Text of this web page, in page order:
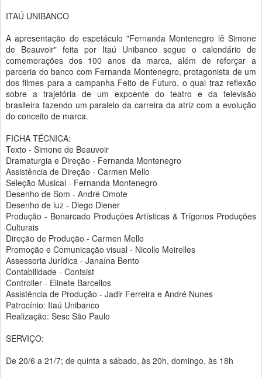
ITAÚ UNIBANCO
A apresentação do espetáculo "Fernanda Montenegro lê Simone
de Beauvoir" feita por Itaú Unibanco segue o calendário de
comemorações dos 100 anos da marca, além de reforçar a
parceria do banco com Fernanda Montenegro, protagonista de um
dos filmes para a campanha Feito de Futuro, o qual traz reflexão
sobre a trajetória de um expoente do teatro e da televisão
brasileira fazendo um paralelo da carreira da atriz com a evolução
do conceito de marca.
FICHA TÉCNICA:
Texto - Simone de Beauvoir
Dramaturgia e Direção - Fernanda Montenegro
Assistência de Direção - Carmen Mello
Seleção Musical - Fernanda Montenegro
Desenho de Som - André Omote
Desenho de luz - Diego Diener
Produção - Bonarcado Produçōes Artísticas & Trígonos Produções
Culturais
Direção de Produção - Carmen Mello
Promoção e Comunicação visual - Nicolle Meirelles
Assessoria Jurídica - Janaína Bento
Contabilidade - Contsist
Controller - Elinete Barcellos
Assistência de Produção - Jadir Ferreira e André Nunes
Patrocínio: Itaú Unibanco
Realização: Sesc São Paulo
SERVIÇO:
De 20/6 a 21/7; de quinta a sábado, às 20h, domingo, às 18h